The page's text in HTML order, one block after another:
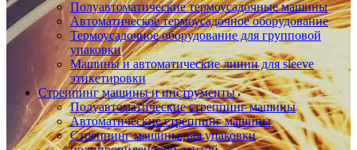
Полуавтоматические термоусадочные машины
Автоматическое термоусадочное оборудование
Термоусадочное оборудование для групповой
упаковки
Машины и автоматические линии для sleeve
этикетировки
Стреппинг машины и инструменты
Полуавтоматические стреппинг машины
Автоматические стреппинг машины
Стреппинг машины для упаковки